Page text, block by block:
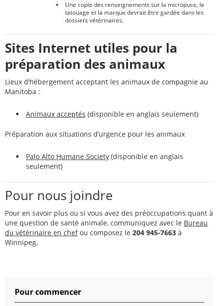
Une copie des renseignements sur la micropuce, le
tatouage et la marque devrait être gardée dans les
dossiers vétérinaires.
Sites Internet utiles pour la
préparation des animaux
Lieux d’hébergement acceptant les animaux de compagnie au
Manitoba :
Animaux acceptés (disponible en anglais seulement)
Préparation aux situations d’urgence pour les animaux
Palo Alto Humane Society (disponible en anglais
seulement)
Pour nous joindre
Pour en savoir plus ou si vous avez des préoccupations quant à
une question de santé animale, communiquez avec le Bureau
du vétérinaire en chefou composez le 204 945-7663 à
Winnipeg.
Pour commencer